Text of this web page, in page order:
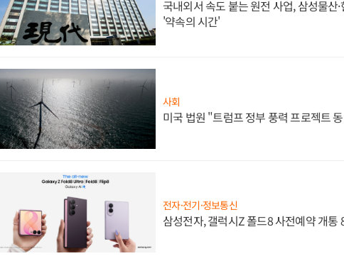
국내외서 속도 붙는 원전 사업, 삼성물산
'약속의 시간'
사회
미국 법원 "트럼프 정부 풍력 프로젝트
전자·전기·정보통신
삼성전자, 갤럭시Z 폴드8 사전예약 개통